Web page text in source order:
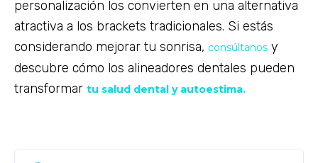
personalización los convierten en una alternativa
atractiva a los brackets tradicionales. Si estás
considerando mejorar tu sonrisa, consúltanos y
descubre cómo los alineadores dentales pueden
transformar tu salud dental y autoestima.